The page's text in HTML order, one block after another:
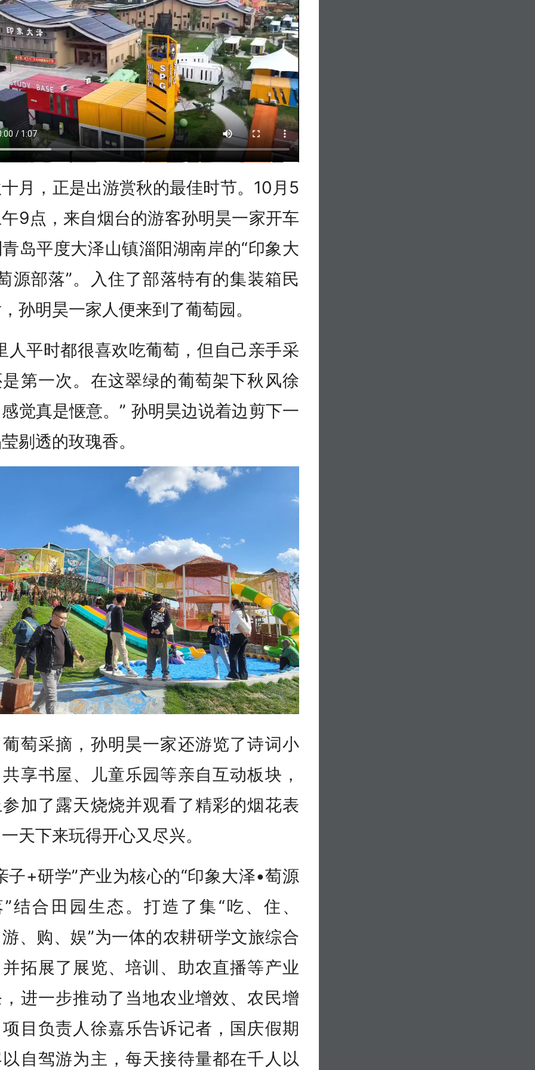
月，正是出游赏秋的最佳时节。10月5
9点，来自烟台的游客孙明昊一家开车
岛平度大泽山镇淄阳湖南岸的“印象大
源部落”。入住了部落特有的集装箱民
孙明昊一家人便来到了葡萄园。
人平时都很喜欢吃葡萄，但自己亲手采
第一次。在这翠绿的葡萄架下秋风徐
觉真是惬意。” 孙明昊边说着边剪下一
剔透的玫瑰香。
萄采摘，孙明昊一家还游览了诗词小
享书屋、儿童乐园等亲自互动板块，
加了露天烧烧并观看了精彩的烟花表
天下来玩得开心又尽兴。
子+研学”产业为核心的“印象大泽•萄源
结合田园生态。打造了集“吃、住、
、购、娱”为一体的农耕研学文旅综合
拓展了展览、培训、助农直播等产业
进一步推动了当地农业增效、农民增
目负责人徐嘉乐告诉记者，国庆假期
自驾游为主，每天接待量都在千人以